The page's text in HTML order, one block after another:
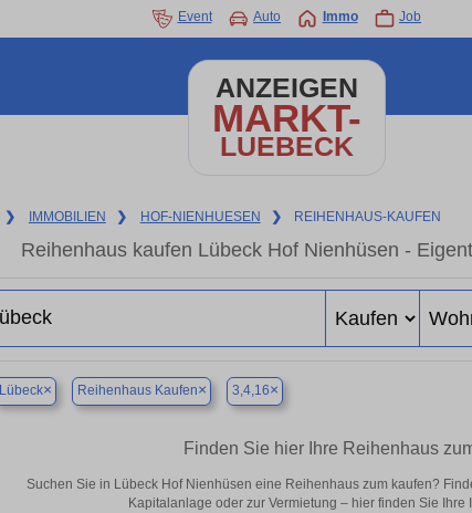
Event Auto Immo Job
ANZEIGEN
MARKT-
LUEBECK
❯ IMMOBILIEN ❯ HOF-NIENHUESEN ❯ REIHENHAUS-KAUFEN
Reihenhaus kaufen Lübeck Hof Nienhüsen -
Lübeck× Reihenhaus Kaufen× 3,4,16×
Finden Sie hier Ihre Reihenhaus
Suchen Sie in Lübeck Hof Nienhüsen eine Reihenhaus zum kaufen?
Kapitalanlage oder zur Vermietung – hier finden Sie